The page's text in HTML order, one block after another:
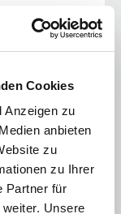
Cookies
Anzeigen zu
anbieten
zu
zu Ihrer
Partner für
Unsere